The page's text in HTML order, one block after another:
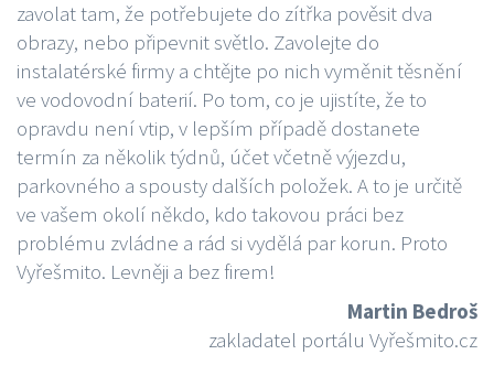
zavolat tam, že potřebujete do zítřka pověsit dva
obrazy, nebo připevnit světlo. Zavolejte do
instalatérské firmy a chtějte po nich vyměnit těsnění
ve vodovodní baterií. Po tom, co je ujistíte, že to
opravdu není vtip, v lepším případě dostanete
termín za několik týdnů, účet včetně výjezdu,
parkovného a spousty dalších položek. A to je určitě
ve vašem okolí někdo, kdo takovou práci bez
problému zvládne a rád si vydělá par korun. Proto
Vyřešmito. Levněji a bez firem!
Martin Bedroš
zakladatel portálu Vyřešmito.cz